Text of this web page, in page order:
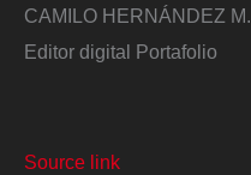
CAMILO HERNÁNDEZ M.
Editor digital Portafolio
Source link